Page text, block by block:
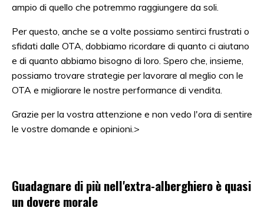
ampio di quello che potremmo raggiungere da soli.
Per questo, anche se a volte possiamo sentirci frustrati o
sfidati dalle OTA, dobbiamo ricordare di quanto ci aiutano
e di quanto abbiamo bisogno di loro. Spero che, insieme,
possiamo trovare strategie per lavorare al meglio con le
OTA e migliorare le nostre performance di vendita.
Grazie per la vostra attenzione e non vedo l'ora di sentire
le vostre domande e opinioni.>
Guadagnare di più nell'extra-alberghiero è quasi
un dovere morale